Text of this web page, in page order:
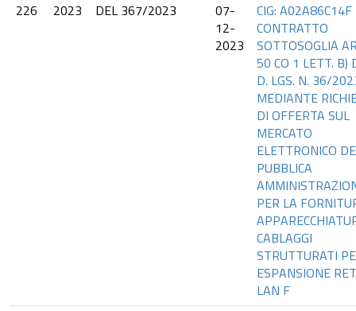
226
2023 DEL 367/2023
07-
12-
2023
CIG:
CONTRATTO
SOTTOSOGLIA
50 CO 1 LETT. B)
D. LGS. N. 36/
MEDIANTE
DI OFFERTA SUL
MERCATO
ELETTRONICO
PUBBLICA
PER LA
CABLAGGI
STRUTTURATI
ESPANSIONE
LAN F